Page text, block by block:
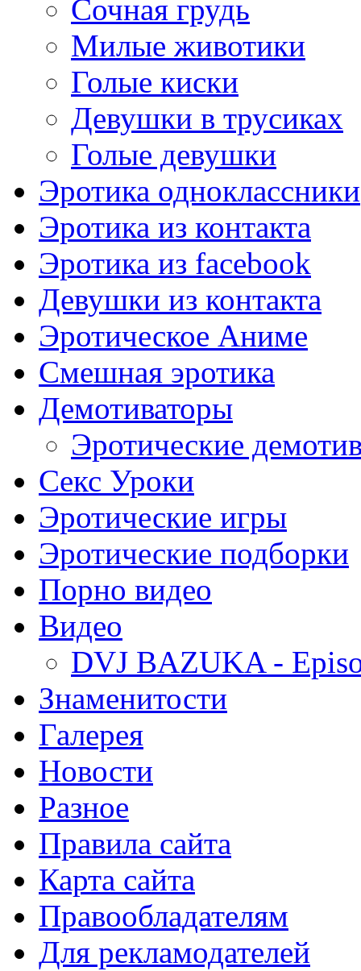
Сочная грудь
Милые животики
Голые киски
Девушки в трусиках
Голые девушки
Эротика одноклассники
Эротика из контакта
Эротика из facebook
Девушки из контакта
Эротическое Аниме
Смешная эротика
Демотиваторы
Эротические
Секс Уроки
Эротические игры
Эротические подборки
Порно видео
Видео
DVJ BAZUKA -
Знаменитости
Галерея
Новости
Разное
Правила сайта
Карта сайта
Правообладателям
Для рекламодателей